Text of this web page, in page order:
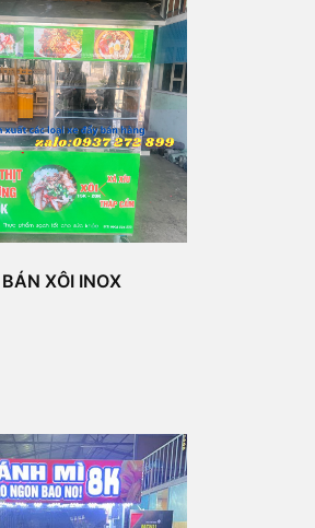
XÔI INOX